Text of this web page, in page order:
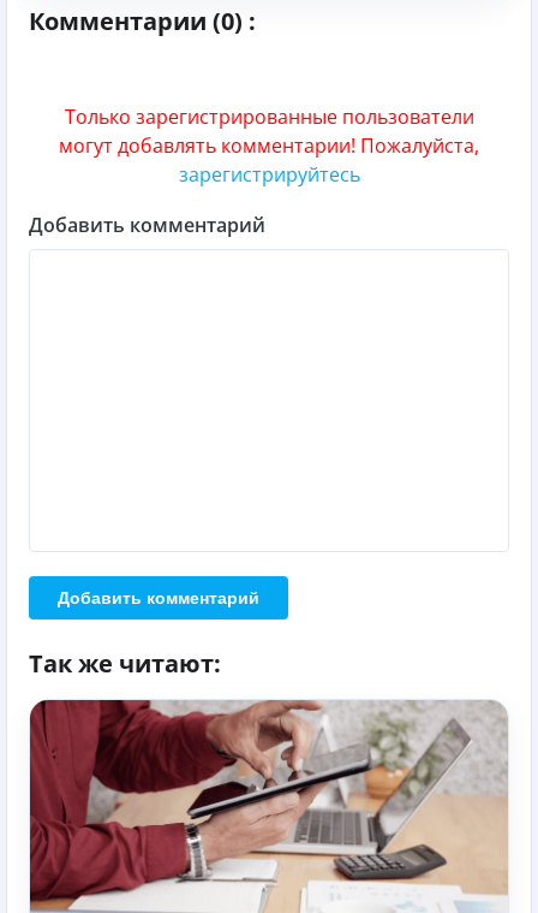
Комментарии (0) :
Только зарегистрированные пользователи
могут добавлять комментарии! Пожалуйста,
зарегистрируйтесь
Добавить комментарий
Добавить комментарий
Так же читают: